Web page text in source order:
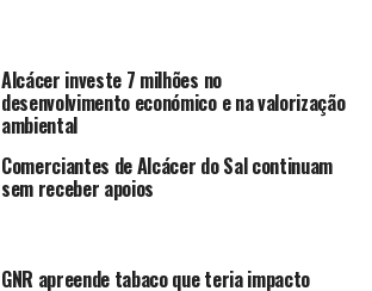
Alcácer investe 7 milhões no
desenvolvimento económico e na valorização
ambiental
Comerciantes de Alcácer do Sal continuam
sem receber apoios
GNR apreende tabaco que teria impacto